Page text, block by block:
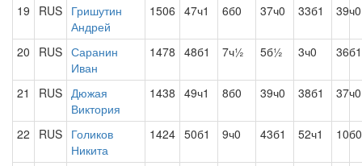
19 RUS Гришутин
Андрей
1506 47ч1 6б0 37ч0 33б1 39ч0
20 RUS Саранин
Иван
1478 48б1 7ч½ 5б½ 3ч0 36б1
21 RUS Дюжая
Виктория
1438 49ч1 8б0 39ч0 38б1 37ч0
22 RUS Голиков
Никита
1424 50б1 9ч0 43б1 52ч1 10б0